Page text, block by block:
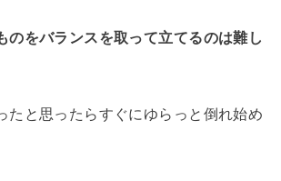
のをバランスを取って立てるのは難し
たと思ったらすぐにゆらっと倒れ始め